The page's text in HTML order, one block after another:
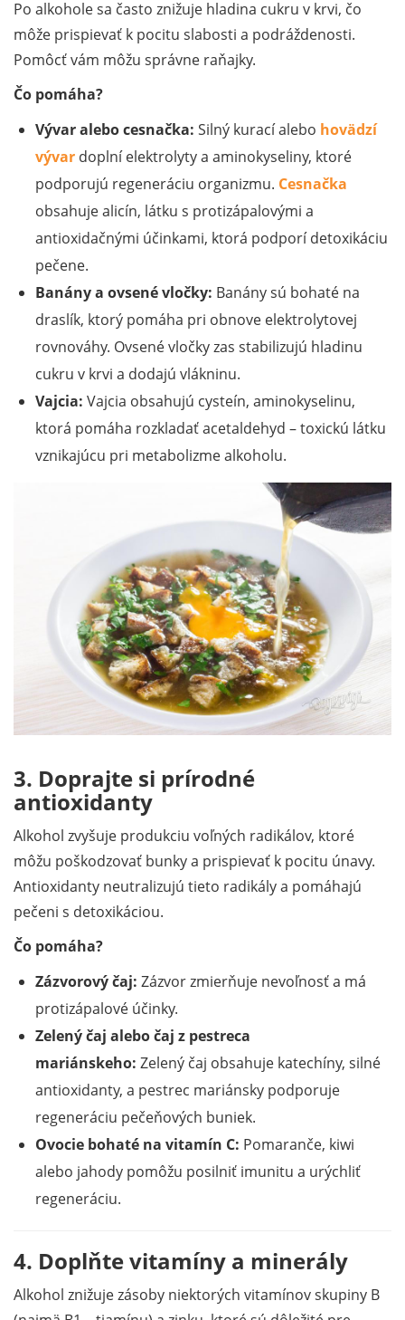
Po alkohole sa často znižuje hladina cukru v krvi, čo
môže prispievať k pocitu slabosti a podráždenosti.
Pomôcť vám môžu správne raňajky.
Čo pomáha?
Vývar alebo cesnačka: Silný kurací alebo hovädzí
vývar doplní elektrolyty a aminokyseliny, ktoré
podporujú regeneráciu organizmu. Cesnačka
obsahuje alicín, látku s protizápalovými a
antioxidačnými účinkami, ktorá podporí detoxikáciu
pečene.
Banány a ovsené vločky: Banány sú bohaté na
draslík, ktorý pomáha pri obnove elektrolytovej
rovnováhy. Ovsené vločky zas stabilizujú hladinu
cukru v krvi a dodajú vlákninu.
Vajcia: Vajcia obsahujú cysteín, aminokyselinu,
ktorá pomáha rozkladať acetaldehyd – toxickú látku
vznikajúcu pri metabolizme alkoholu.
3. Doprajte si prírodné
antioxidanty
Alkohol zvyšuje produkciu voľných radikálov, ktoré
môžu poškodzovať bunky a prispievať k pocitu únavy.
Antioxidanty neutralizujú tieto radikály a pomáhajú
pečeni s detoxikáciou.
Čo pomáha?
Zázvorový čaj: Zázvor zmierňuje nevoľnosť a má
protizápalové účinky.
Zelený čaj alebo čaj z pestreca
mariánskeho: Zelený čaj obsahuje katechíny, silné
antioxidanty, a pestrec mariánsky podporuje
regeneráciu pečeňových buniek.
Ovocie bohaté na vitamín C: Pomaranče, kiwi
alebo jahody pomôžu posilniť imunitu a urýchliť
regeneráciu.
4. Doplňte vitamíny a minerály
Alkohol znižuje zásoby niektorých vitamínov skupiny B